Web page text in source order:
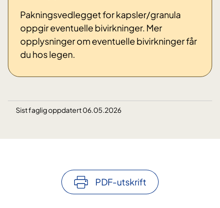
Pakningsvedlegget for kapsler/granula
oppgir eventuelle bivirkninger. Mer
opplysninger om eventuelle bivirkninger får
du hos legen.
Sist faglig oppdatert 06.05.2026
PDF-utskrift